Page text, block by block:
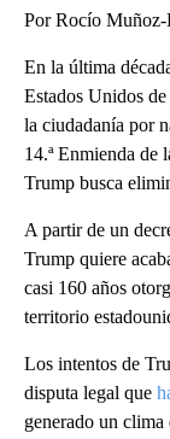
Por Rocío
En la última
Estados Unidos
la ciudadanía por
14.ª Enmienda de
Trump busca
A partir de un
Trump quiere
casi 160 años
territorio
Los intentos de
disputa legal que
generado un